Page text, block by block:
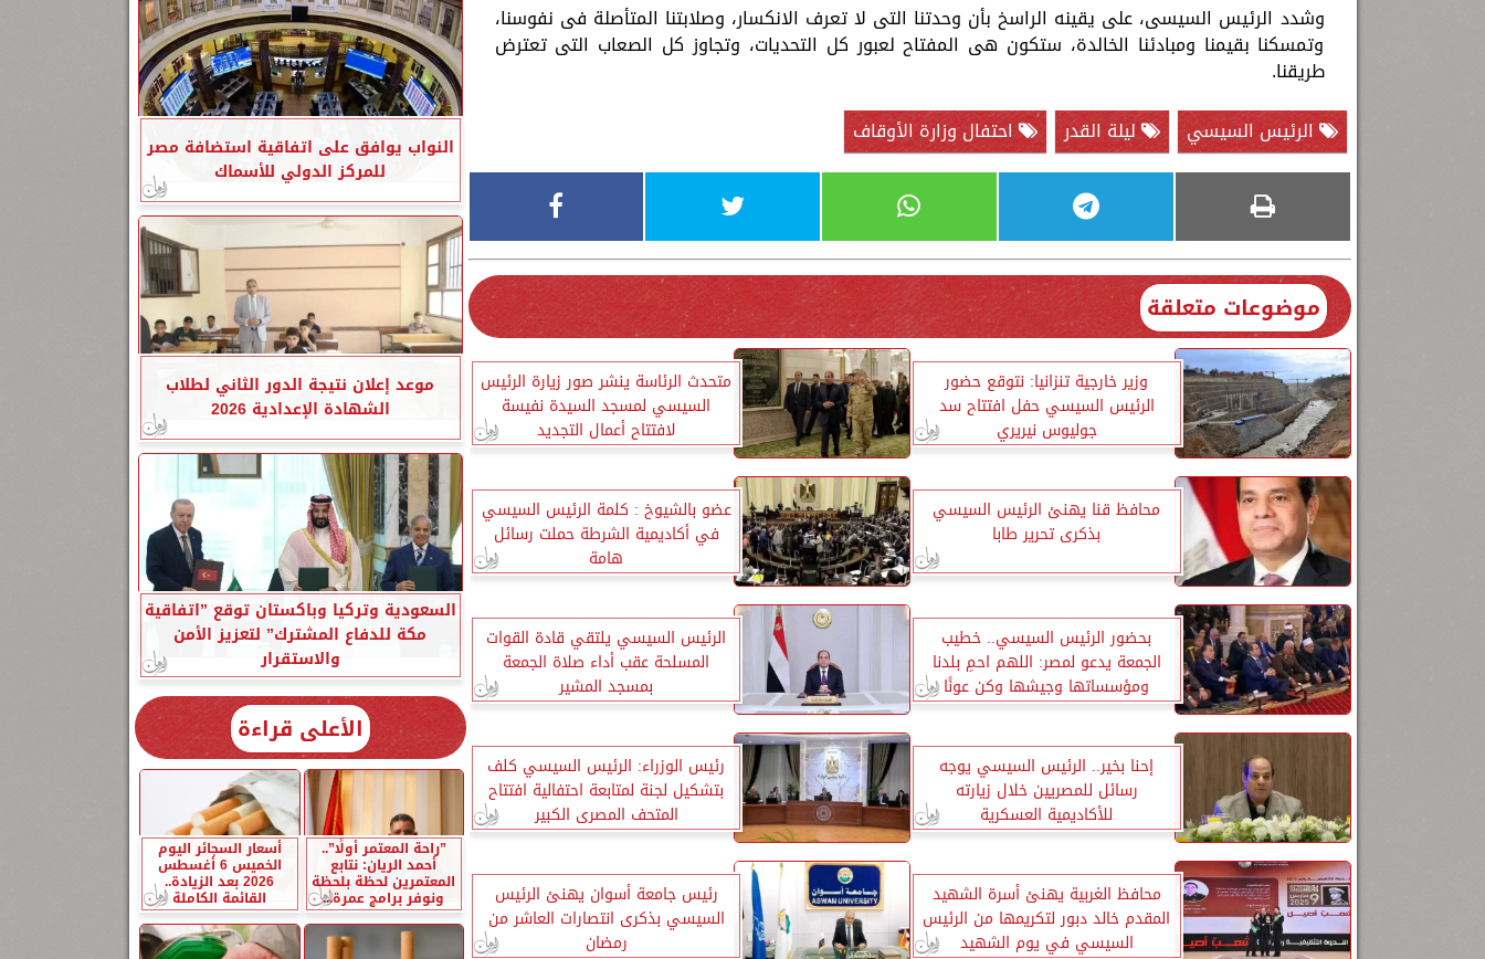
وشدد الرئيس السيسى، على يقينه الراسخ بأن وحدتنا التى لا تعرف الانكسار، وصلابتنا المتأصلة فى نفوسنا،
وتمسكنا بقيمنا ومبادئنا الخالدة، ستكون هى المفتاح لعبور كل التحديات، وتجاوز كل الصعاب التى تعترض
طريقنا.
الرئيس السيسي
ليلة القدر احتفال وزارة الأوقاف
موضوعات متعلقة
وزير خارجية تنزانيا: نتوقع حضور
الرئيس السيسي حفل افتتاح سد
جوليوس نيريري
متحدث الرئاسة ينشر صور زيارة الرئيس
السيسي لمسجد السيدة نفيسة
لافتتاح أعمال التجديد
محافظ قنا يهنئ الرئيس السيسي
بذكرى تحرير طابا
عضو بالشيوخ : كلمة الرئيس السيسي
في أكاديمية الشرطة حملت رسائل
هامة
بحضور الرئيس السيسي.. خطيب
الجمعة يدعو لمصر: اللهم احمِ بلدنا
ومؤسساتها وجيشها وكن عونًا
لقائدها
الرئيس السيسي يلتقي قادة القوات
المسلحة عقب أداء صلاة الجمعة
بمسجد المشير
إحنا بخير.. الرئيس السيسي يوجه
رسائل للمصريين خلال زيارته
للأكاديمية العسكرية
رئيس الوزراء: الرئيس السيسي كلف
بتشكيل لجنة لمتابعة احتفالية افتتاح
المتحف المصرى الكبير
محافظ الغربية يهنئ أسرة الشهيد
المقدم خالد دبور لتكريمها من الرئيس
السيسي في يوم الشهيد
رئيس جامعة أسوان يهنئ الرئيس
السيسي بذكرى انتصارات العاشر من
رمضان
النواب يوافق على اتفاقية استضافة مصر
للمركز الدولي للأسماك
موعد إعلان نتيجة الدور الثاني لطلاب
الشهادة الإعدادية 2026
السعودية وتركيا وباكستان توقع ”اتفاقية
مكة للدفاع المشترك” لتعزيز الأمن
والاستقرار
الأعلى قراءة
”راحة المعتمر أولًا”..
أحمد الريان: نتابع
المعتمرين لحظة بلحظة
ونوفر برامج عمرة...
أسعار السجائر اليوم
الخميس 6 أغسطس
2026 بعد الزيادة..
القائمة الكاملة